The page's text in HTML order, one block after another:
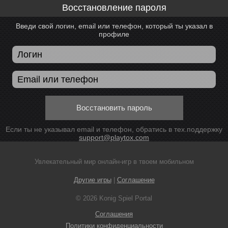
Восстановление пароля
Введи свой логин, email или телефон, который ты указал в
профиле
Восстановить пароль
Если ты не указывал email и телефон, обратись в тех.поддержку
support@playtox.com
Увлекательный мир онлайн-игр в твоем мобильном
Другие игры| Соглашение
© 2026 Konig Spiel Portal
Соглашения
Политики конфиденциальности